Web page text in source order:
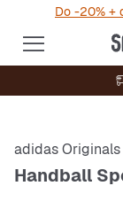
Do -20% +
adidas Originals
Handball